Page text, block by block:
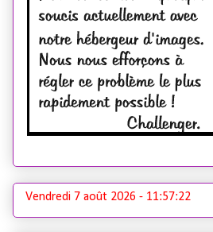
Vendredi 7 août 2026 - 11:57:23